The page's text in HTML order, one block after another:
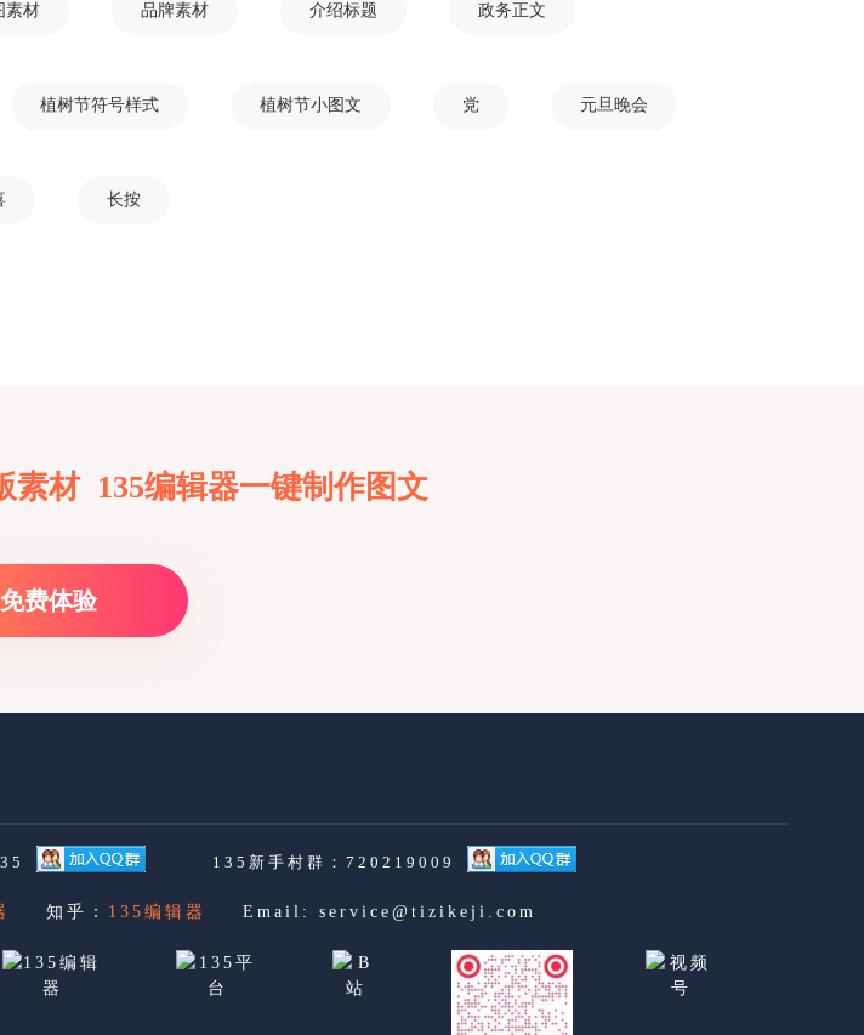
素材 品牌素材 介绍标题 政务正文
植树节符号样式 植树节小图文 党 元旦晚会
长按
素材 135编辑器一键制作图文
免费体验
135新手村群：720219009
知乎： 135编辑器 Email: service@tizikeji.com